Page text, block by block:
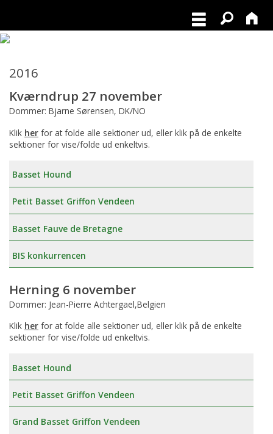
2016
Kværndrup 27 november
Dommer: Bjarne Sørensen, DK/NO
Klik her for at folde alle sektioner ud, eller klik på de enkelte
sektioner for vise/folde ud enkeltvis.
Basset Hound
Petit Basset Griffon Vendeen
Basset Fauve de Bretagne
BIS konkurrencen
Herning 6 november
Dommer: Jean-Pierre Achtergael,Belgien
Klik her for at folde alle sektioner ud, eller klik på de enkelte
sektioner for vise/folde ud enkeltvis.
Basset Hound
Petit Basset Griffon Vendeen
Grand Basset Griffon Vendeen